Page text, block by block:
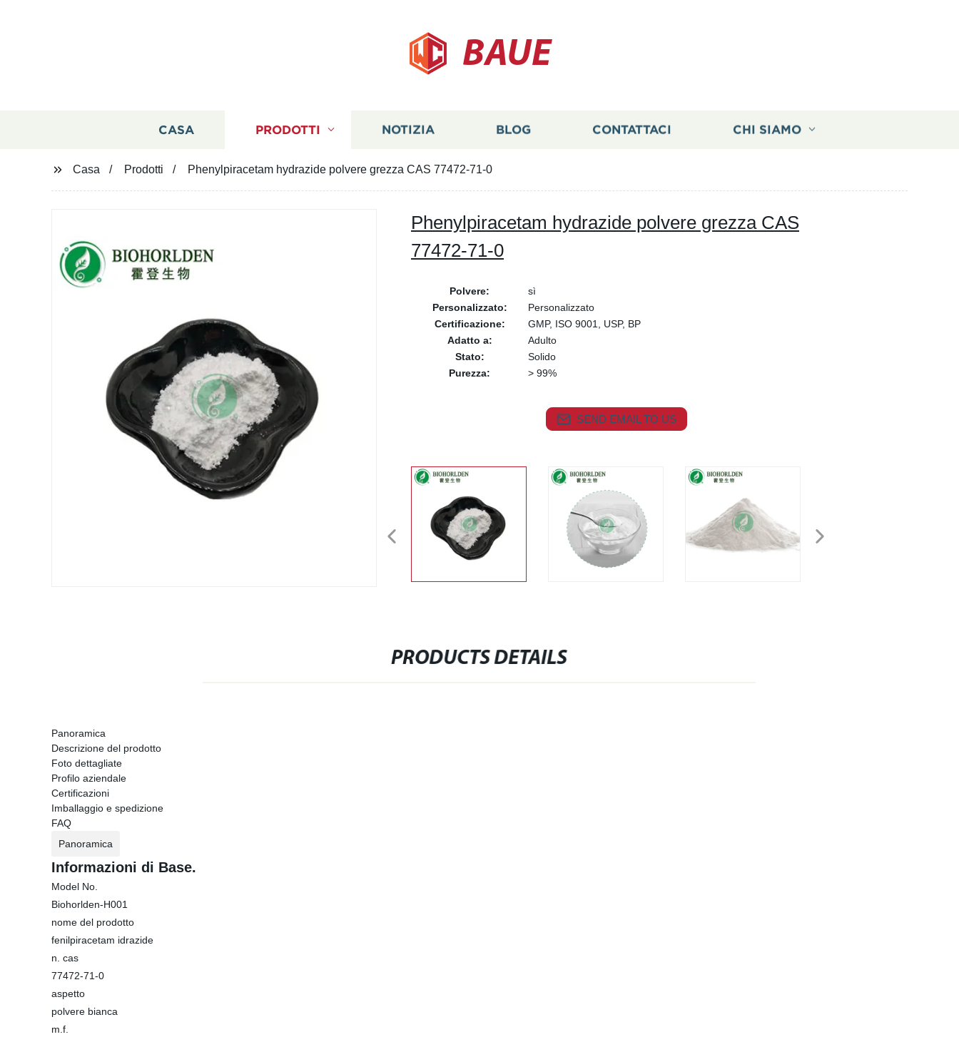
BAUE
CASA PRODOTTI NOTIZIA BLOG CONTATTACI CHI SIAMO
Casa Prodotti Phenylpiracetam hydrazide polvere grezza CAS 77472-71-0
Phenylpiracetam hydrazide polvere grezza CAS
77472-71-0
Polvere:
sì
Personalizzato:
Personalizzato
Certificazione:
GMP, ISO 9001, USP, BP
Adatto a:
Adulto
Stato:
Solido
Purezza:
> 99%
SEND EMAIL TO US
PRODUCTS DETAILS
Panoramica
Descrizione del prodotto
Foto dettagliate
Profilo aziendale
Certificazioni
Imballaggio e spedizione
FAQ
Panoramica
Informazioni di Base.
Model No.
Biohorlden-H001
nome del prodotto
fenilpiracetam idrazide
n. cas
77472-71-0
aspetto
polvere bianca
m.f.